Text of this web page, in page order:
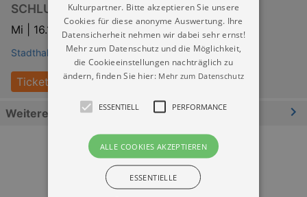
SCHLUSS! AUS!
Mi | 16.12.2026 | 20:00
Stadthalle Chemnitz
Tickets
Weitere Informationen
Kulturpartner. Bitte akzeptieren Sie unsere
Cookies für diese anonyme Auswertung. Ihre
Datensicherheit nehmen wir dabei sehr ernst!
Mehr zum Datenschutz und die Möglichkeit,
die Cookieeinstellungen nachträglich zu
ändern, finden Sie hier: Mehr zum Datenschutz
ESSENTIELL PERFORMANCE
ALLE COOKIES AKZEPTIEREN
ESSENTIELLE